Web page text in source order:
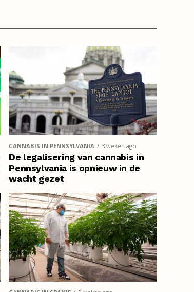
CANNABIS IN PENNSYLVANIA 3 weken ago
De legalisering van cannabis in
Pennsylvania is opnieuw in de
wacht gezet